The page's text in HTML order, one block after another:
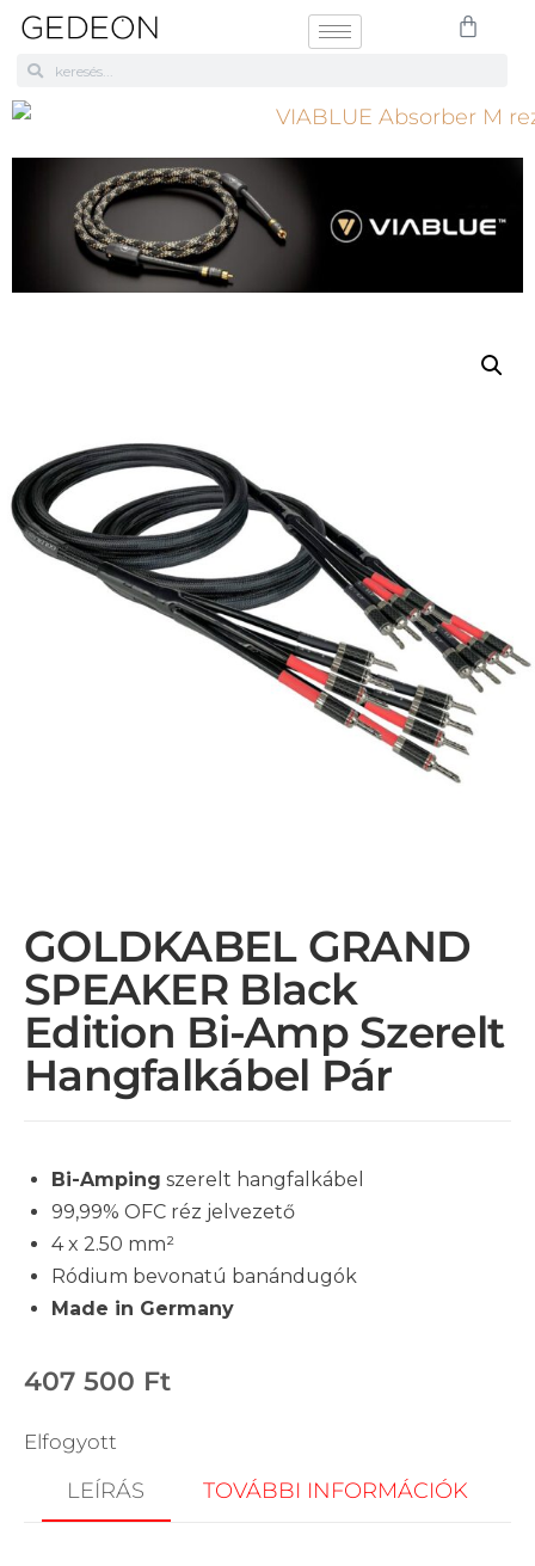
GOLDKABEL GRAND
SPEAKER Black
Edition Bi-Amp Szerelt
Hangfalkábel Pár
Bi-Amping szerelt hangfalkábel
99,99% OFC réz jelvezető
4 x 2.50 mm²
Ródium bevonatú banándugók
Made in Germany
407 500 Ft
Elfogyott
LEÍRÁS TOVÁBBI INFORMÁCIÓK